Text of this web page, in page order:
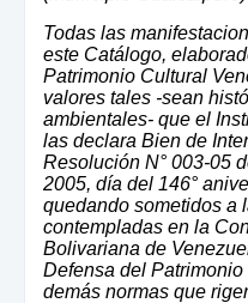
Todas las
este Catálogo,
Patrimonio Cultural
valores tales -sean
ambientales- que el
las declara Bien de
Resolución N° 003-05
2005, día del 146°
quedando sometidos a
contempladas en la
Bolivariana de
Defensa del
demás normas que